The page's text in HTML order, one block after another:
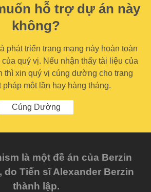
hỗ trợ dự án này
không?
phát triển trang mạng này hoàn toàn
quý vị. Nếu nhận thấy tài liệu của
thì xin quý vị cúng dường cho trang
pháp một lần hay hàng tháng.
Cúng Dường
là một đề án của Berzin
do Tiến sĩ Alexander Berzin
thành lập.